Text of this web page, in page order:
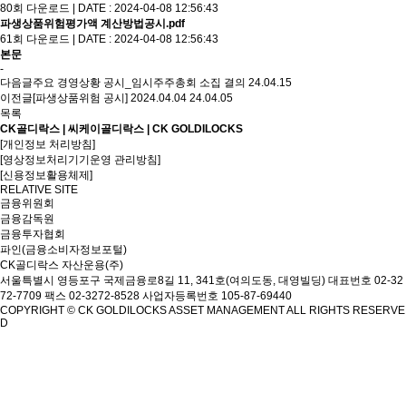
80회 다운로드 | DATE : 2024-04-08 12:56:43
파생상품위험평가액 계산방법공시.pdf
61회 다운로드 | DATE : 2024-04-08 12:56:43
본문
-
다음글주요 경영상황 공시_임시주주총회 소집 결의 24.04.15
이전글[파생상품위험 공시] 2024.04.04 24.04.05
목록
CK골디락스 | 씨케이골디락스 | CK GOLDILOCKS
[개인정보 처리방침]
[영상정보처리기기운영 관리방침]
[신용정보활용체제]
RELATIVE SITE
금융위원회
금융감독원
금융투자협회
파인(금융소비자정보포털)
CK골디락스 자산운용(주)
서울특별시 영등포구 국제금융로8길 11, 341호(여의도동, 대영빌딩) 대표번호 02-32
72-7709 팩스 02-3272-8528 사업자등록번호 105-87-69440
COPYRIGHT © CK GOLDILOCKS ASSET MANAGEMENT ALL RIGHTS RESERVE
D